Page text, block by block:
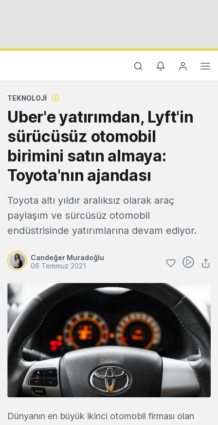
TEKNOLOJI
Uber'e yatırımdan, Lyft'in
sürücüsüz otomobil
birimini satın almaya:
Toyota'nın ajandası
Toyota altı yıldır aralıksız olarak araç
paylaşım ve sürcüsüz otomobil
endüstrisinde yatırımlarına devam ediyor.
Candeğer Muradoğlu
06 Temmuz 2021
Dünyanın en büyük ikinci otomobil firması olan